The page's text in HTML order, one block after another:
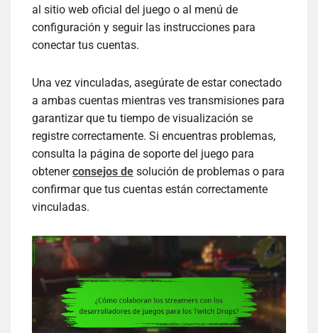
al sitio web oficial del juego o al menú de
configuración y seguir las instrucciones para
conectar tus cuentas.
Una vez vinculadas, asegúrate de estar conectado
a ambas cuentas mientras ves transmisiones para
garantizar que tu tiempo de visualización se
registre correctamente. Si encuentras problemas,
consulta la página de soporte del juego para
obtenerconsejos de solución de problemas o para
confirmar que tus cuentas están correctamente
vinculadas.